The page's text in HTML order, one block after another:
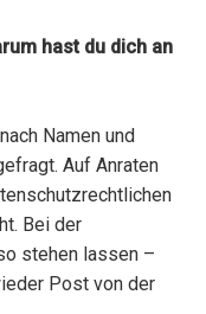
hast du dich an
Namen und
Auf Anraten
Bei der
stehen lassen –
Post von der